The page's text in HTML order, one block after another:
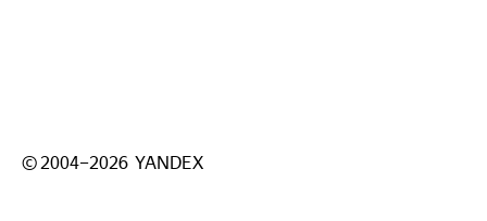
©2004–2026 YANDEX